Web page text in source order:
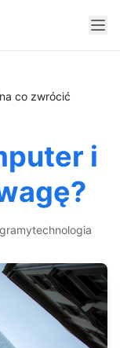
co zwrócić
i
technologia